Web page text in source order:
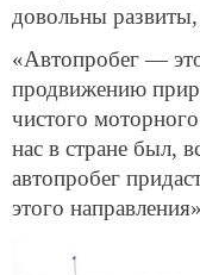
довольны
«Автопробег —
продвижению
чистого
нас в стране был,
автопробег
этого